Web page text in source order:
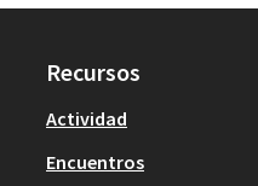
Recursos
Actividad
Encuentros